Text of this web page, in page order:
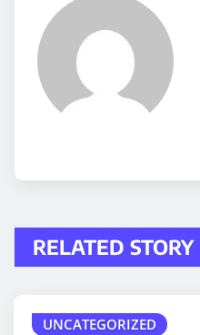
RELATED STORY
UNCATEGORIZED